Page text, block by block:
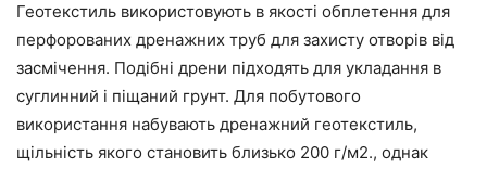
Геотекстиль використовують в якості обплетення для
перфорованих дренажних труб для захисту отворів від
засмічення. Подібні дрени підходять для укладання в
суглинний і піщаний грунт. Для побутового
використання набувають дренажний геотекстиль,
щільність якого становить близько 200 г/м2., однак